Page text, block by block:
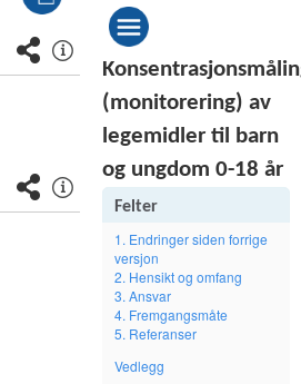
(monitorering) av
legemidler til barn
og ungdom 0-18 år
Felter
1. Endringer siden forrige
versjon
2. Hensikt og omfang
3. Ansvar
4. Fremgangsmåte
5. Referanser
Vedlegg